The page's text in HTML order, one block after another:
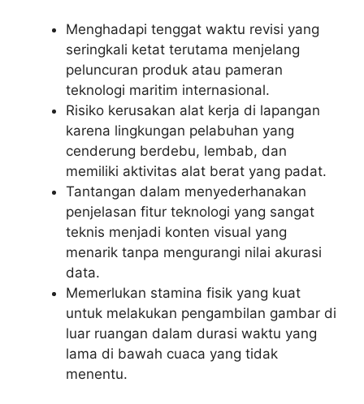
Menghadapi tenggat waktu revisi yang
seringkali ketat terutama menjelang
peluncuran produk atau pameran
teknologi maritim internasional.
Risiko kerusakan alat kerja di lapangan
karena lingkungan pelabuhan yang
cenderung berdebu, lembab, dan
memiliki aktivitas alat berat yang padat.
Tantangan dalam menyederhanakan
penjelasan fitur teknologi yang sangat
teknis menjadi konten visual yang
menarik tanpa mengurangi nilai akurasi
data.
Memerlukan stamina fisik yang kuat
untuk melakukan pengambilan gambar di
luar ruangan dalam durasi waktu yang
lama di bawah cuaca yang tidak
menentu.